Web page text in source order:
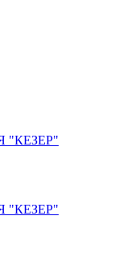
"КЕЗЕР"
"КЕЗЕР"